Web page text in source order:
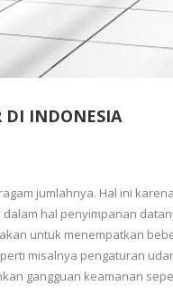
DI INDONESIA
jumlahnya. Hal ini
hal penyimpanan
untuk menempatkan
misalnya pengaturan
gangguan keamanan